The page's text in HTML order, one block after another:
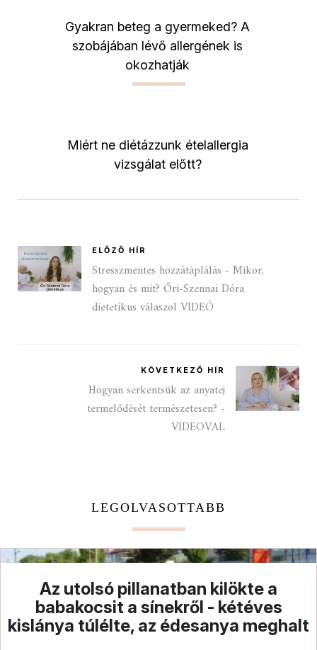
Gyakran beteg a gyermeked? A
szobájában lévő allergének is
okozhatják
Miért ne diétázzunk ételallergia
vizsgálat előtt?
ELŐZŐ HÍR
Stresszmentes hozzátáplálás - Mikor,
hogyan és mit? Őri-Szennai Dóra
dietetikus válaszol VIDEÓ
KÖVETKEZŐ HÍR
Hogyan serkentsük az anyatej
termelődését természetesen? -
VIDEOVAL
LEGOLVASOTTABB
Az utolsó pillanatban kilökte a
babakocsit a sínekről - kétéves
kislánya túlélte, az édesanya meghalt